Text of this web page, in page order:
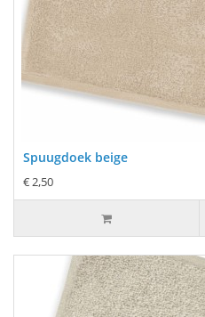
Spuugdoek beige
€ 2,50